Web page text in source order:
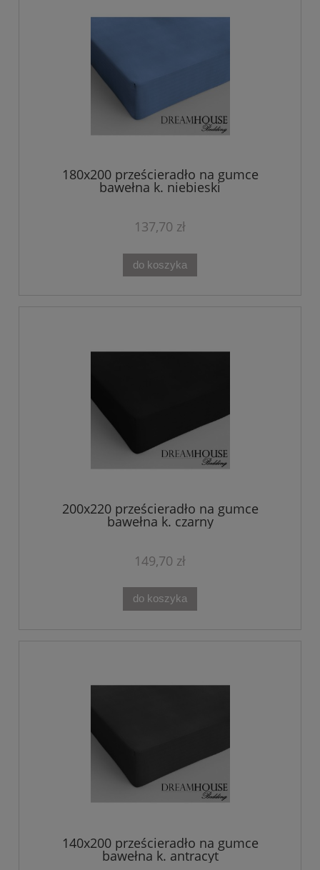
180x200 prześcieradło na gumce
bawełna k. niebieski
137,70 zł
do koszyka
200x220 prześcieradło na gumce
bawełna k. czarny
149,70 zł
do koszyka
140x200 prześcieradło na gumce
bawełna k. antracyt